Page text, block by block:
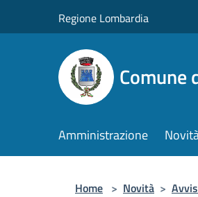
Regione Lombardia
Comune
Amministrazione
Home > Novità >